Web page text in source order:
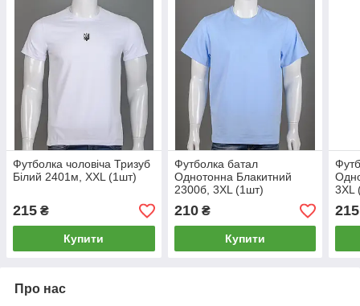
Футболка чоловіча Тризуб
Білий 2401м, XXL (1шт)
215 ₴
Купити
Футболка батал
Однотонна Блакитний
2300б, 3XL (1шт)
210₴
Купити
3XL
215
Про нас